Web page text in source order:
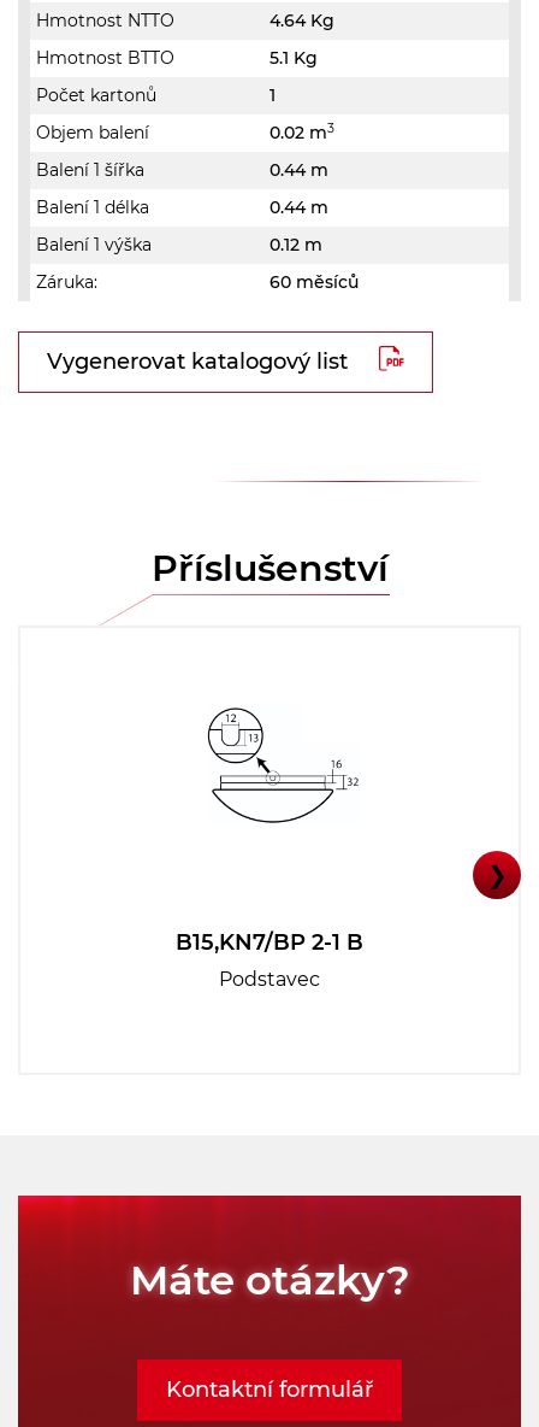
Hmotnost NTTO
4.64 Kg
Hmotnost BTTO
5.1 Kg
Počet kartonů
1
Objem balení
0.02 m3
Balení 1 šířka
0.44 m
Balení 1 délka
0.44 m
Balení 1 výška
0.12 m
Záruka:
60 měsíců
Vygenerovat katalogový list
Příslušenství
B15,KN7/BP 2-1 B
Podstavec
❯
Máte otázky?
Kontaktní formulář